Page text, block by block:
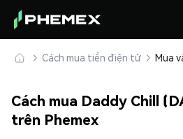
Cách mua tiền điện tử
Cách mua Daddy Chill
trên Phemex